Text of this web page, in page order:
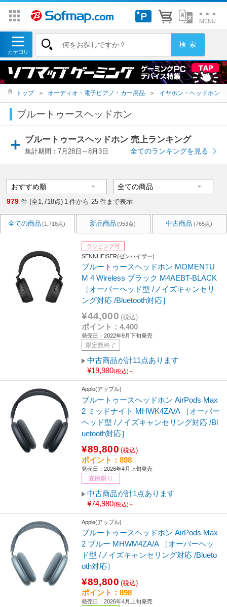
トップ ＞ オーディオ・電子ピアノ・カー用品 ＞ イヤホン・ヘッドホン
ブルートゥースヘッドホン
ブルートゥースヘッドホン 売上ランキング
集計期間：7月28日～8月3日 全てのランキングを見る
979 件 (全1,718点) 1 件から 25 件まで表示
全ての商品 (1,718点) 新品商品 (953点) 中古商品 (765点)
ラッピング可
SENNHEISER(ゼンハイザー)
ブルートゥースヘッドホン MOMENTU
M 4 Wireless ブラック M4AEBT-BLACK
［オーバーヘッド型 /ノイズキャンセリ
ング対応 /Bluetooth対応］
¥44,000 (税込)
ポイント：4,400
発売日：2022年9月下旬発売
限定数終了
中古商品が計11点あります
¥19,980(税込)～
Apple(アップル)
ブルートゥースヘッドホン AirPods Max
2 ミッドナイト MHWK4ZA/A ［オーバー
ヘッド型 /ノイズキャンセリング対応 /Bl
uetooth対応］
¥89,800 (税込)
ポイント：898
発売日：2026年4月上旬発売
在庫限り
中古商品が計1点あります
¥74,980(税込)～
Apple(アップル)
ブルートゥースヘッドホン AirPods Max
2 ブルー MHWM4ZA/A ［オーバーヘッ
ド型 /ノイズキャンセリング対応 /Blueto
oth対応］
¥89,800 (税込)
ポイント：898
発売日：2026年4月上旬発売